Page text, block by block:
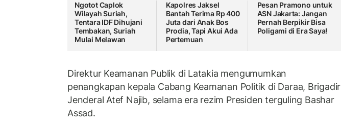
Ngotot Caplok
Wilayah Suriah,
Tentara IDF Dihujani
Tembakan, Suriah
Mulai Melawan
Kapolres Jaksel
Bantah Terima Rp 400
Juta dari Anak Bos
Prodia, Tapi Akui Ada
Pertemuan
Pesan Pramono untuk
ASN Jakarta: Jangan
Pernah Berpikir Bisa
Poligami di Era Saya!
Direktur Keamanan Publik di Latakia mengumumkan
penangkapan kepala Cabang Keamanan Politik di Daraa, Brigadir
Jenderal Atef Najib, selama era rezim Presiden terguling Bashar
Assad.